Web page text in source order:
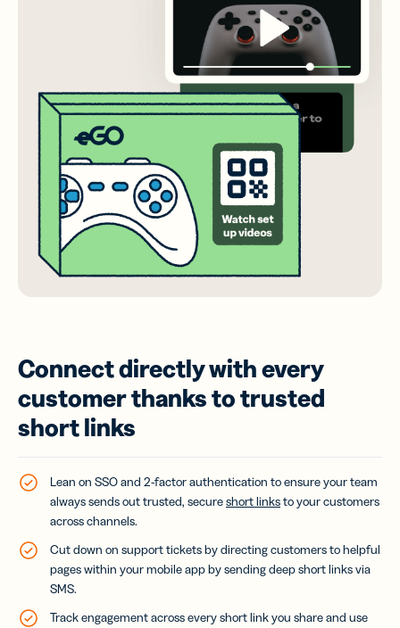
Connect directly with every
customer thanks to trusted
short links
Lean on SSO and 2-factor authentication to ensure your team
always sends out trusted, secureshort linksto your customers
across channels.
Cut down on support tickets by directing customers to helpful
pages within your mobile app by sending deep short links via
SMS.
Track engagement across every short link you share and use